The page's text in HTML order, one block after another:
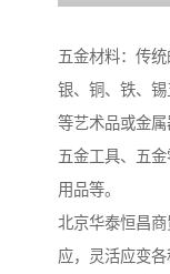
五金材料：传统
银、铜、铁、
等艺术品或金
五金工具、五
用品等。
北京华泰恒昌
应，灵活应变